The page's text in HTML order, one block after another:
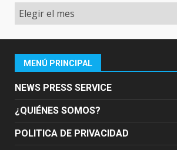
Archivo
MENÚ PRINCIPAL
NEWS PRESS SERVICE
¿QUIÉNES SOMOS?
POLITICA DE PRIVACIDAD